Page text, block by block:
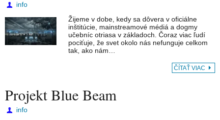
info
Žijeme v dobe, kedy sa dôvera v oficiálne
inštitúcie, mainstreamové médiá a dogmy
učebníc otriasa v základoch. Čoraz viac ľudí
pociťuje, že svet okolo nás nefunguje celkom
tak, ako nám…
ČÍTAŤ VIAC
Projekt Blue Beam
info